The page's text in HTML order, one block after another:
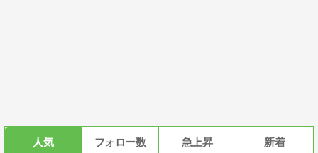
人気 フォロー数 急上昇 新着